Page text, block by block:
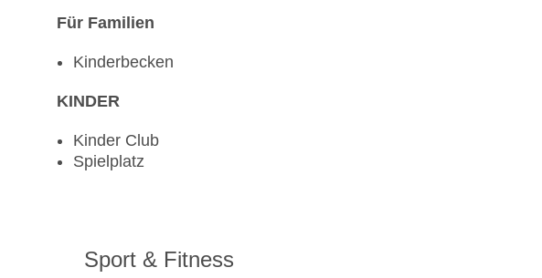
Für Familien
Kinderbecken
KINDER
Kinder Club
Spielplatz
Sport & Fitness